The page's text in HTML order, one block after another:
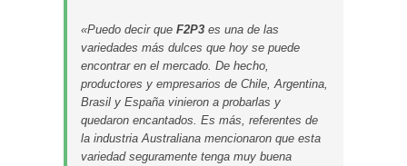
«Puedo decir que F2P3 es una de las
variedades más dulces que hoy se puede
encontrar en el mercado. De hecho,
productores y empresarios de Chile, Argentina,
Brasil y España vinieron a probarlas y
quedaron encantados. Es más, referentes de
la industria Australiana mencionaron que esta
variedad seguramente tenga muy buena